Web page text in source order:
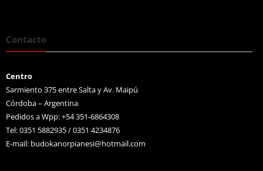
Contacto
Centro
Sarmiento 375 entre Salta y Av. Maipú
Córdoba – Argentina
Pedidos a Wpp: +54 351-6864308
Tel: 0351 5882935 / 0351 4234876
E-mail: budokanorpianesi@hotmail.com